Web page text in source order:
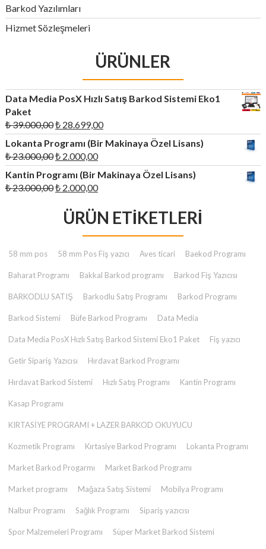
Barkod Yazılımları
Hizmet Sözleşmeleri
ÜRÜNLER
Data Media PosX Hızlı Satış Barkod Sistemi Eko1
Paket
₺39.000,00Orijinal
fiyat:
₺ 39.000,00.
₺28.699,00Şu
andaki
fiyat:
₺ 28.699,00.
Lokanta Programı (Bir Makinaya Özel Lisans)
₺23.000,00Orijinal
fiyat:
₺ 23.000,00.
₺2.000,00Şu
andaki
fiyat:
₺ 2.000,00.
Kantin Programı (Bir Makinaya Özel Lisans)
₺23.000,00Orijinal
₺ 23.000,00.
₺2.000,00Şu
fiyat:
₺ 2.000,00.
ÜRÜN ETIKETLERI
58 mm pos 58 mm Pos Fiş yazıcı Aves ticari Baekod Programı
Baharat Programı Bakkal Barkod programı Barkod Fiş Yazıcısı
BARKODLU SATIŞ Barkodlu Satış Programı Barkod Programı
Barkod Sistemi Büfe Barkod Programı Data Media
Data Media PosX Hızlı Satış Barkod Sistemi Eko1 Paket Fiş yazıcı
Getir Sipariş Yazıcısı Hırdavat Barkod Programı
Hırdavat Barkod Sistemi Hızlı Satış Programı Kantin Programı
Kasap Programı
KIRTASİYE PROGRAMI + LAZER BARKOD OKUYUCU
Kozmetik Programı Kırtasiye Barkod Programı Lokanta Programı
Market Barkod Progarmı Market Barkod Programı
Market programı Mağaza Satış Sistemi Mobilya Programı
Nalbur Programı Sağlık Programı Sipariş yazıcısı
Spor Malzemeleri Programı Süper Market Barkod Sistemi